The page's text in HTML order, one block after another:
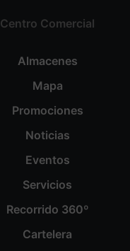
Centro Comercial
Almacenes
Mapa
Promociones
Noticias
Eventos
Servicios
Recorrido 360º
Cartelera